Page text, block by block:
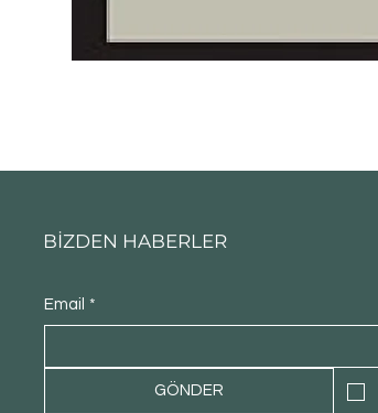
BİZDEN HABERLER
Email *
GÖNDER